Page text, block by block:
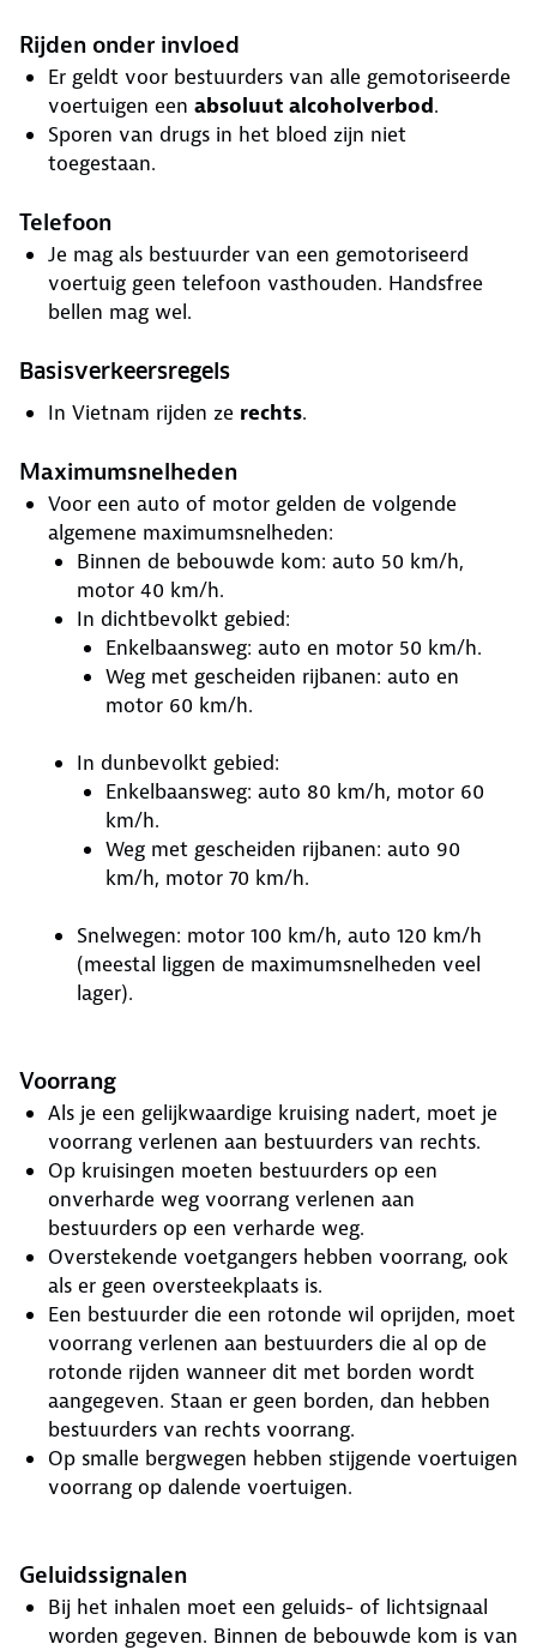
Rijden onder invloed
Er geldt voor bestuurders van alle gemotoriseerde
voertuigen een absoluut alcoholverbod.
Sporen van drugs in het bloed zijn niet
toegestaan.
Telefoon
Je mag als bestuurder van een gemotoriseerd
voertuig geen telefoon vasthouden. Handsfree
bellen mag wel.
Basisverkeersregels
In Vietnam rijden ze rechts.
Maximumsnelheden
Voor een auto of motor gelden de volgende
algemene maximumsnelheden:
Binnen de bebouwde kom: auto 50 km/h,
motor 40 km/h.
In dichtbevolkt gebied:
Enkelbaansweg: auto en motor 50 km/h.
Weg met gescheiden rijbanen: auto en
motor 60 km/h.
In dunbevolkt gebied:
Enkelbaansweg: auto 80 km/h, motor 60
km/h.
Weg met gescheiden rijbanen: auto 90
km/h, motor 70 km/h.
Snelwegen: motor 100 km/h, auto 120 km/h
(meestal liggen de maximumsnelheden veel
lager).
Voorrang
Als je een gelijkwaardige kruising nadert, moet je
voorrang verlenen aan bestuurders van rechts.
Op kruisingen moeten bestuurders op een
onverharde weg voorrang verlenen aan
bestuurders op een verharde weg.
Overstekende voetgangers hebben voorrang, ook
als er geen oversteekplaats is.
Een bestuurder die een rotonde wil oprijden, moet
voorrang verlenen aan bestuurders die al op de
rotonde rijden wanneer dit met borden wordt
aangegeven. Staan er geen borden, dan hebben
bestuurders van rechts voorrang.
Op smalle bergwegen hebben stijgende voertuigen
voorrang op dalende voertuigen.
Geluidssignalen
Bij het inhalen moet een geluids- of lichtsignaal
worden gegeven. Binnen de bebouwde kom is van